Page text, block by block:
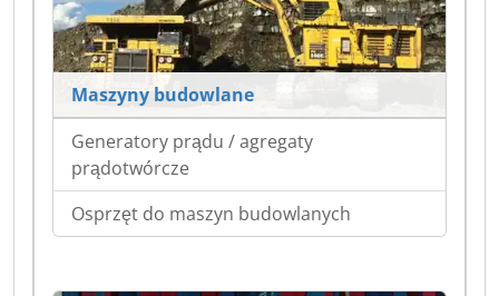
Maszyny budowlane
Generatory prądu / agregaty
prądotwórcze
Osprzęt do maszyn budowlanych